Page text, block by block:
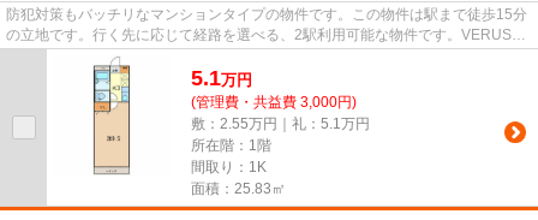
防犯対策もバッチリなマンションタイプの物件です。この物件は駅まで徒歩15分
の立地です。行く先に応じて経路を選べる、2駅利用可能な物件です。VERUSへ
の来店予約は、03-6912-9770ま...
5.1万円
(管理費・共益費 3,000円)
敷：2.55万円｜礼：5.1万円
所在階：1階
間取り：1K
面積：25.83㎡